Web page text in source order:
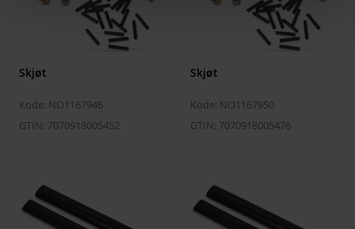
Skjøt
Kode: NO1167946
GTIN: 7070918005452
Skjøt
Kode: NO1167950
GTIN: 7070918005476